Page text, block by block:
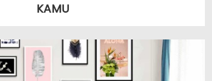
KAMU